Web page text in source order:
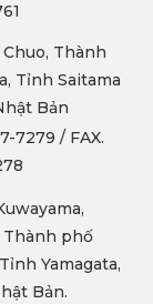
Thành
Tỉnh Saitama
Bản
7279 / FAX.
Thành phố
Yamagata,
Bản.